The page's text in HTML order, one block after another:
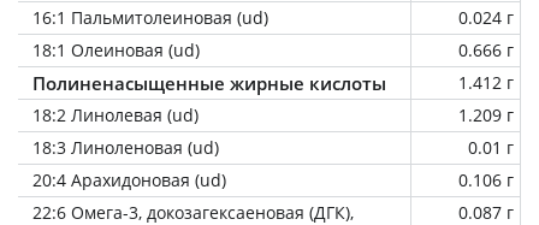
16:1 Пальмитолеиновая (ud)
0.024 г
18:1 Олеиновая (ud)
0.666 г
Полиненасыщенные жирные кислоты
1.412 г
18:2 Линолевая (ud)
1.209 г
18:3 Линоленовая (ud)
0.01 г
20:4 Арахидоновая (ud)
0.106 г
22:6 Омега-3, докозагексаеновая (ДГК),
0.087 г